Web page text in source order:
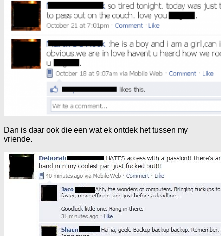
Dan is daar ook die een wat ek ontdek het tussen my
vriende.